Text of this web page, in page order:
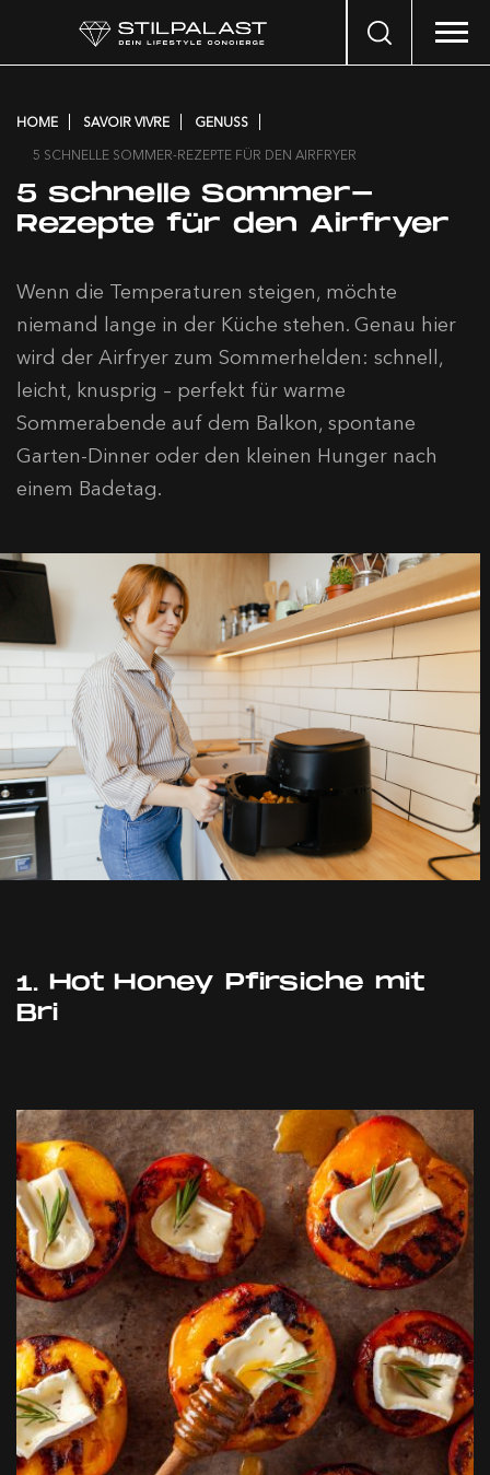
Search
HOME SAVOIR VIVRE
GENUSS
5 SCHNELLE SOMMER-REZEPTE FÜR DEN AIRFRYER
5 schnelle Sommer-
Rezepte für den Airfryer
Wenn die Temperaturen steigen, möchte
niemand lange in der Küche stehen. Genau hier
wird der Airfryer zum Sommerhelden: schnell,
leicht, knusprig – perfekt für warme
Sommerabende auf dem Balkon, spontane
Garten-Dinner oder den kleinen Hunger nach
einem Badetag.
1. Hot Honey Pfirsiche mit
Bri